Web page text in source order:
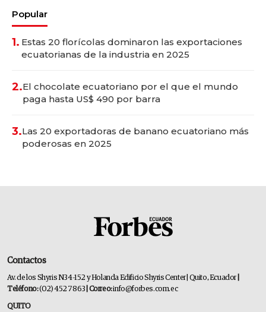
Popular
1. Estas 20 florícolas dominaron las exportaciones
ecuatorianas de la industria en 2025
2.El chocolate ecuatoriano por el que el mundo
paga hasta US$ 490 por barra
3.Las 20 exportadoras de banano ecuatoriano más
poderosas en 2025
Contactos
Av. de los Shyris N34-152 y Holanda Edificio Shyris Center | Quito, Ecuador
Teléfono:(02) 452 7863 | Correo:info@forbes.com.ec
QUITO